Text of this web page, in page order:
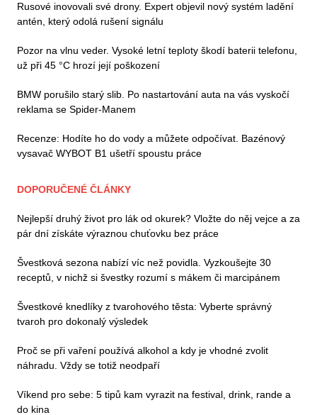
Rusové inovovali své drony. Expert objevil nový systém ladění
antén, který odolá rušení signálu
Pozor na vlnu veder. Vysoké letní teploty škodí baterii telefonu,
už při 45 °C hrozí její poškození
BMW porušilo starý slib. Po nastartování auta na vás vyskočí
reklama se Spider-Manem
Recenze: Hodíte ho do vody a můžete odpočívat. Bazénový
vysavač WYBOT B1 ušetří spoustu práce
DOPORUČENÉ ČLÁNKY
Nejlepší druhý život pro lák od okurek? Vložte do něj vejce a za
pár dní získáte výraznou chuťovku bez práce
Švestková sezona nabízí víc než povidla. Vyzkoušejte 30
receptů, v nichž si švestky rozumí s mákem či marcipánem
Švestkové knedlíky z tvarohového těsta: Vyberte správný
tvaroh pro dokonalý výsledek
Proč se při vaření používá alkohol a kdy je vhodné zvolit
náhradu. Vždy se totiž neodpaří
Víkend pro sebe: 5 tipů kam vyrazit na festival, drink, rande a
do kina